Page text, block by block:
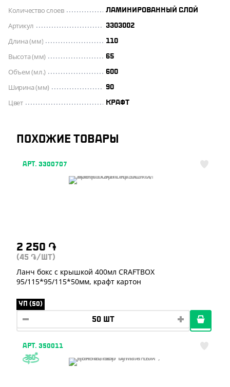
Количество слоев ЛАМИНИРОВАННЫЙ СЛОЙ
Артикул 3303002
Длина (мм) 110
Высота (мм) 65
Объем (мл.) 600
Ширина (мм) 90
Цвет КРАФТ
ПОХОЖИЕ ТОВАРЫ
АРТ. 3300707
2 250 ֏
(45 ֏ /ШТ)
Ланч бокс с крышкой 400мл CRAFTBOX
95/115*95/115*50мм, крафт картон
УП (50)
АРТ. 350011